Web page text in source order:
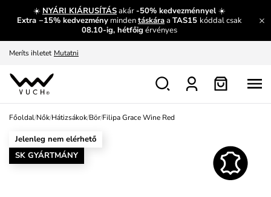
☀️ NYÁRI KIÁRUSÍTÁSakár-50% kedvezménnyel ☀️
Extra −15% kedvezmény mindentáskáraa TAS15 kóddal csak
08.10-ig, hétfőig érvényes
És mi az, amit máshol nem lehet megtudni?
Fedezze fel velünk az újdonságokat. Megtekintés
Meríts ihletet Mutatni
Ingyenes csere és visszaküldés
Főoldal/Nők/Hátizsákok/Bör/Filipa Grace Wine Red
Jelenleg nem elérhető
SK GYÁRTMÁNY